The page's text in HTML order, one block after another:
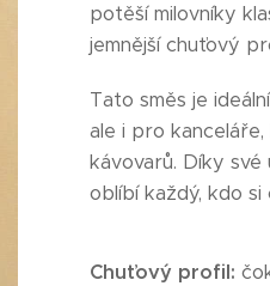
potěší milovníky
jemnější chuťový
Tato směs je
ale i pro
kávovarů. Díky své
oblíbí každý, kdo
Chuťový profil: